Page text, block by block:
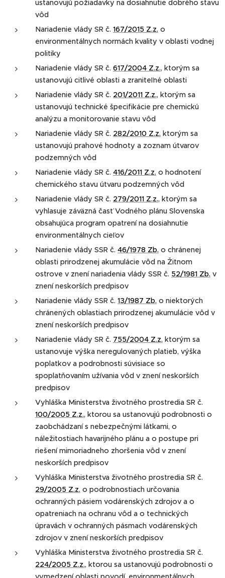
ustanovujú požiadavky na dosiahnutie dobrého stavu
vôd
Nariadenie vlády SR č. 167/2015 Z.z. o
environmentálnych normách kvality v oblasti vodnej
politiky
Nariadenie vlády SR č. 617/2004 Z.z., ktorým sa
ustanovujú citlivé oblasti a zraniteľné oblasti
Nariadenie vlády SR č. 201/2011 Z.z., ktorým sa
ustanovujú technické špecifikácie pre chemickú
analýzu a monitorovanie stavu vôd
Nariadenie vlády SR č. 282/2010 Z.z. ktorým sa
ustanovujú prahové hodnoty a zoznam útvarov
podzemných vôd
Nariadenie vlády SR č. 416/2011 Z.z. o hodnotení
chemického stavu útvaru podzemných vôd
Nariadenie vlády SR č. 279/2011 Z.z., ktorým sa
vyhlasuje záväzná časť Vodného plánu Slovenska
obsahujúca program opatrení na dosiahnutie
environmentálnych cieľov
Nariadenie vlády SSR č. 46/1978 Zb. o chránenej
oblasti prirodzenej akumulácie vôd na Žitnom
ostrove v znení nariadenia vlády SSR č. 52/1981 Zb. v
znení neskorších predpisov
Nariadenie vlády SSR č. 13/1987 Zb. o niektorých
chránených oblastiach prirodzenej akumulácie vôd v
znení neskorších predpisov
Nariadenie vlády SR č. 755/2004 Z.z. ktorým sa
ustanovuje výška neregulovaných platieb, výška
poplatkov a podrobnosti súvisiace so
spoplatňovaním užívania vôd v znení neskorších
predpisov
Vyhláška Ministerstva životného prostredia SR č.
100/2005 Z.z., ktorou sa ustanovujú podrobnosti o
zaobchádzaní s nebezpečnými látkami, o
náležitostiach havarijného plánu a o postupe pri
riešení mimoriadneho zhoršenia vôd v znení
neskorších predpisov
Vyhláška Ministerstva životného prostredia SR č.
29/2005 Z.z. o podrobnostiach určovania
ochranných pásiem vodárenských zdrojov a o
opatreniach na ochranu vôd a o technických
úpravách v ochranných pásmach vodárenských
zdrojov v znení neskorších predpisov
Vyhláška Ministerstva životného prostredia SR č.
224/2005 Z.z., ktorou sa ustanovujú podrobnosti o